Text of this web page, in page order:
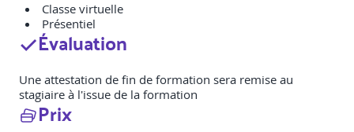
Classe virtuelle
Présentiel
Évaluation
Une attestation de fin de formation sera remise au
stagiaire à l'issue de la formation
Prix